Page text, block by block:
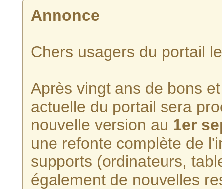
Annonce
Chers usagers du portail
Après vingt ans de bons
actuelle du portail sera
nouvelle version au 1er
une refonte complète de
supports (ordinateurs,
également de nouvelles